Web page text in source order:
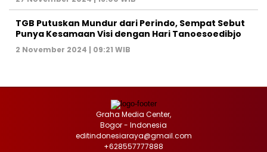
TGB Putuskan Mundur dari Perindo, Sempat Sebut
Punya Kesamaan Visi dengan Hari Tanoesoedibjo
2 November 2024 | 09:21 WIB
Graha Media Center,
Bogor - Indonesia
editindonesiaraya@gmail.com
+628557777888